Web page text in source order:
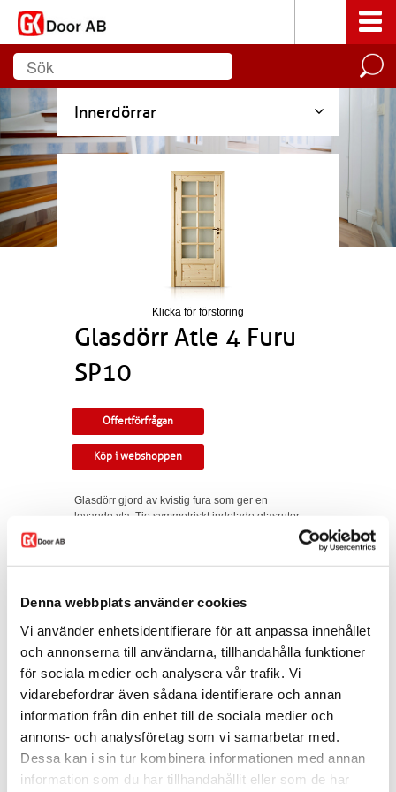
Denna webbplats använder cookies
Vi använder enhetsidentifierare för att anpassa innehållet
och annonserna till användarna, tillhandahålla funktioner
för sociala medier och analysera vår trafik. Vi
vidarebefordrar även sådana identifierare och annan
information från din enhet till de sociala medier och
annons- och analysföretag som vi samarbetar med.
Dessa kan i sin tur kombinera informationen med annan
information som du har tillhandahållit eller som de har
Innerdörrar
Klicka för förstoring
Glasdörr Atle 4 Furu
SP10
Offertförfrågan
Köp i webshoppen
Glasdörr gjord av kvistig fura som ger en
levande yta. Tio symmetriskt indelade glasrutor
obehandlad, klarlackad och betsad. Valbart
Tillverkningsvara i samtliga storlekar. Som
standard ingår snap-in gångjärn och låskista.
tappbärande gångjärn, valfri kulör, egna idéer.
Modellen finns som enkeldörr, pardörr i lika
eller olika delning, skjutdörr samt parskjutdörr.
Varianten finns att köpa i webshoppen. I
offertförfrågan väljer du mått, ytbehandling,
Kontakta oss viamejl ellertelefon
om du har